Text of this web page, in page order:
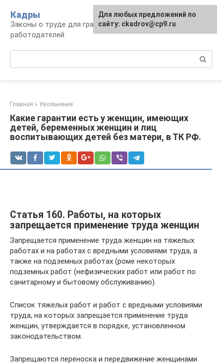
контенту
Кадры
Законы о труде для граждан и
работодателей
Главная » Увольнение
Какие гарантии есть у женщин, имеющих
детей, беременных женщин и лиц
воспитывающих детей без матери, в ТК РФ.
Статья 160. Работы, на которых
запрещается применение труда женщин
Запрещается применение труда женщин на тяжелых
работах и на работах с вредными условиями труда, а
также на подземных работах (роме некоторых
подземных работ (нефизических работ или работ по
санитарному и бытовому обслуживанию).
Список тяжелых работ и работ с вредными условиями
труда, на которых запрещается применение труда
женщин, утверждается в порядке, установленном
законодательством.
Запрещаются переноска и передвижение женщинами
Для любых предложений по
сайту: ckadrov@cp9.ru